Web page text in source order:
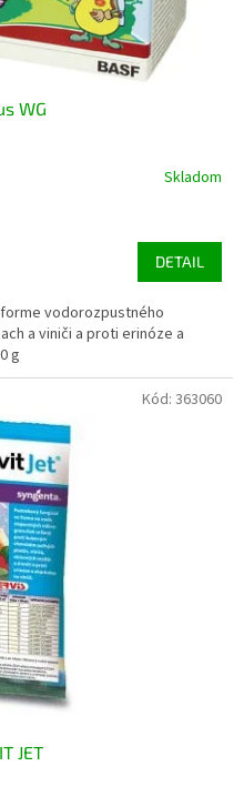
WG
Skladom
DETAIL
vodorozpustného
a viniči a proti erinóze a
g
JET
Kód: 363060